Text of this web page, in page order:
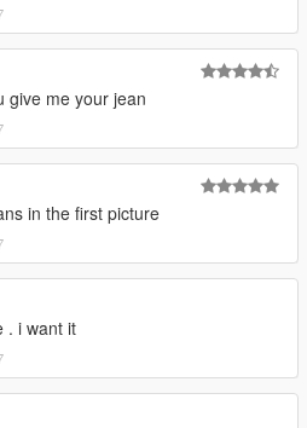
give me your jean
in the first picture
. i want it